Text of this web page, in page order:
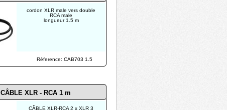
CÂBLE XLR-RCA 2 x XLR 3
CÂBLE XLR - RCA 1 m
cordon XLR male vers double
RCA male
longueur 1.5 m
Réference: CAB703 1.5